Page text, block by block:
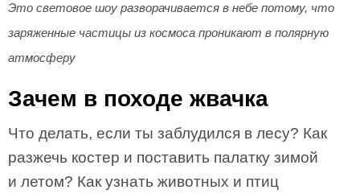
Это световое шоу разворачивается в небе потому, что
заряженные частицы из космоса проникают в полярную
атмосферу
Зачем в походе жвачка
Что делать, если ты заблудился в лесу? Как
разжечь костер и поставить палатку зимой
и летом? Как узнать животных и птиц